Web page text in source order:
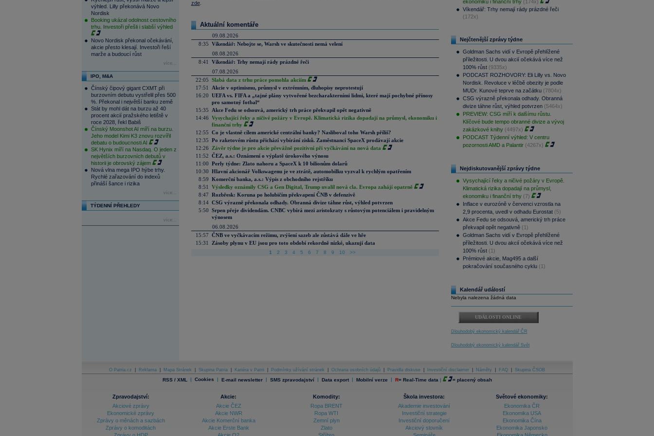
výhled. Lilly překonává Novo
Nordisk
Booking ukázal odolnost cestovního
trhu. Investoři přešli i slabší výhled
Novo Nordisk překonal očekávání,
akcie přesto klesají. Investoři řeší
marže a budoucí růst
více...
IPO, M&A
Čínský čipový gigant CXMT při
burzovním debutu vystřelil přes 500
%. Překonal i největší banku země
Stát by mohl dát na burzu až 40
procent akcií pražského letiště v
roce 2028, řekl Babiš
Čínský Moonshot AI míří na burzu.
Jeho model Kimi K3 znovu rozvířil
debatu o budoucnosti AI
SK Hynix míří na Nasdaq. O jeden z
největších burzovních debutů v
historii je obrovský zájem
Nová vlna mega IPO hýbe trhy.
Rychlé zařazování do indexů
přináší šance i rizika
více...
TÝDENNÍ PŘEHLEDY
více...
zde.
Aktuální komentáře
09.08.2026
8:35 Víkendář: Nebojte se, Warsh ve skutečnosti nemá velení
08.08.2026
8:41
Víkendář: Trhy nemají rády prázdné řeči
07.08.2026
22:05 Slabá data z trhu práce pomohla akciím
17:51
Akcie v optimismu, průmysl v extrémním, dluhopisy neprotestují
16:20 UEFA vs. FIFA a „tajné plány vytvořené bezcharakterními lidmi, které mají pochybné přínosy
pro samotný fotbal“
15:35
Akce Fedu se odsouvá, americký trh práce překvapil opět negativně
14:46 Vysychající řeky a ničivé požáry v Evropě. Klimatická rizika dopadají na průmysl, ekonomiku i
finanční trhy
12:55 Co je vlastně cílem americké centrální banky? Nasliboval toho Warsh příliš?
12:35 Po raketovém růstu přichází vybírání zisků. Zaměstnanci SpaceX prodávají akcie
12:26
Závěr týdne je pro akcie převážně pozitivní při vyčkávání na nová data
11:52 ČEZ, a.s.: Oznámení o výplatě úrokového výnosu
11:00 Perly týdne: Zlato nahoru a SpaceX k 10 bilionům dolarů
10:30 Hlavní akcionář Volkswagenu je ve ztrátě, automobilku vyzval k rychlým opatřením
8:59 Komerční banka, a.s.: Výpis z obchodního rejstříku
8:51
Výsledky oznámily CSG a Gen Digital, Trump uvalil nová cla. Evropa zahájí opatrně
8:47 Rozbřesk: Koruna po holubičím překvapení ČNB v defenzivě
8:14 CSG výrazně překonala odhady. Obranná divize táhne růst, výhled potvrzen
5:50 Srpen přeje dividendám. CNBC vybírá mezi aristokraty s růstovým potenciálem i pravidelným
výnosem
06.08.2026
15:57 ČNB ve vyčkávacím režimu, zvýšení sazeb ale zůstává dále ve hře
15:31
Zásoby plynu v EU jsou pro toto období rekordně nízké, ukazují data
1 2 3 4 5 6 7 8 9 10 >>
ekonomiku i finanční trhy (174x)
Víkendář: Trhy nemají rády prázdné řeči
(172x)
Nejčtenější zprávy týdne
Goldman Sachs vidí v Evropě přehlížené
příležitosti. U dvou akcií očekává více než
100% růst (9335x)
PODCAST ROZHOVORY: Eli Lilly vs. Novo
Nordisk. Revoluce v léčbě obezity je podle
MUDr. Kunové teprve na začátku (7804x)
CSG výrazně překonala odhady. Obranná
divize táhne růst, výhled potvrzen (5464x)
PREVIEW: CSG míří k dalšímu růstu.
Klíčové bude tempo obranné divize a vývoj
zakázkové knihy (4497x)
PODCAST Týdenní výhled: V centru
pozornosti AMD a Palantir (4267x)
Nejdiskutovanější zprávy týdne
Vysychající řeky a ničivé požáry v Evropě.
Klimatická rizika dopadají na průmysl,
ekonomiku i finanční trhy (7)
Inflace v eurozóně v červenci vzrostla na
2,9 procenta, uvedl v odhadu Eurostat (5)
Akce Fedu se odsouvá, americký trh práce
překvapil opět negativně (1)
Goldman Sachs vidí v Evropě přehlížené
příležitosti. U dvou akcií očekává více než
100% růst (1)
Prémiové akcie, Mag495 a další
pokračování současného cyklu (1)
Kalendář událostí
Nebyla nalezena žádná data
UDÁLOSTI ONLINE
Dlouhodobý ekonomický kalendář ČR
Dlouhodobý ekonomický kalendář Svět
O Patria.cz Reklama Mapa Stránek Skupina Patria Kariéra v Patrii Podmínky užívání stránek Ochrana osobních údajů Pravidla diskuse Investiční disclaimer Náměty FAQ Skupina ČSOB
RSS / XML | Cookies | E-mail newsletter | SMS zpravodajství | Data export | Mobilní verze | R= Real-Time data | = placený obsah
Zpravodajství:
Akciové zprávy
Ekonomické zprávy
Zprávy o měnách a sazbách
Zprávy o komoditách
Akcie:
Akcie ČEZ
Akcie NWR
Akcie Komerční banka
Akcie Erste Bank
Komodity:
Ropa BRENT
Ropa WTI
Zemní plyn
Zlato
Škola investora:
Akademie investování
Investiční strategie
Investiční doporučení
Akciový slovník
Světové ekonomiky:
Ekonomika ČR
Ekonomika USA
Ekonomika Čína
Ekonomika Japonsko